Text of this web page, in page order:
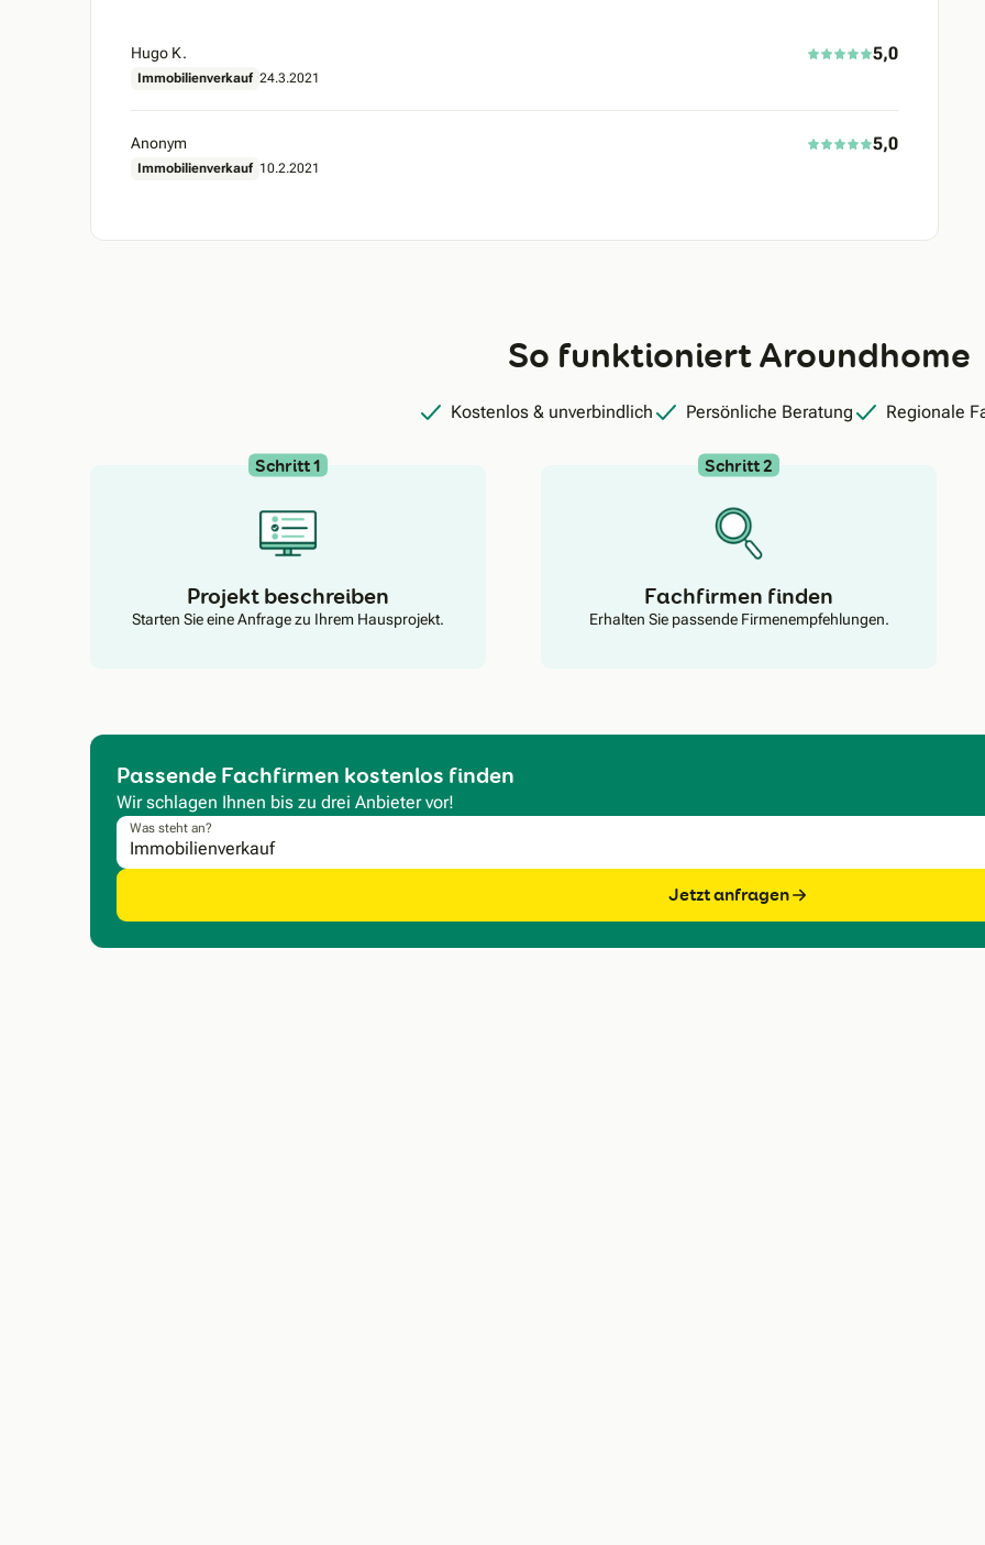
Hugo K. 5,0
Immobilienverkauf 24.3.2021
Anonym 5,0
Immobilienverkauf 10.2.2021
So funktioniert Aroundhome
Kostenlos & unverbindlich Persönliche Beratung Regionale
Schritt 1
Projekt beschreiben
Starten Sie eine Anfrage zu Ihrem Hausprojekt.
Schritt 2
Fachfirmen finden
Erhalten Sie passende Firmenempfehlungen.
Passende Fachfirmen kostenlos finden
Wir schlagen Ihnen bis zu drei Anbieter vor!
Was steht an?
Jetzt anfragen